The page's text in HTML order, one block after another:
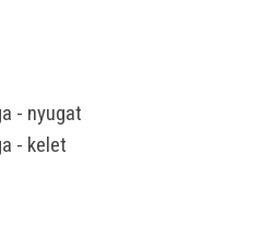
- nyugat
- kelet